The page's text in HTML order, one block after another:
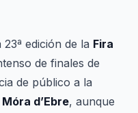
edición de la Fira
de finales de
de público a la
Móra d’Ebre, aunque